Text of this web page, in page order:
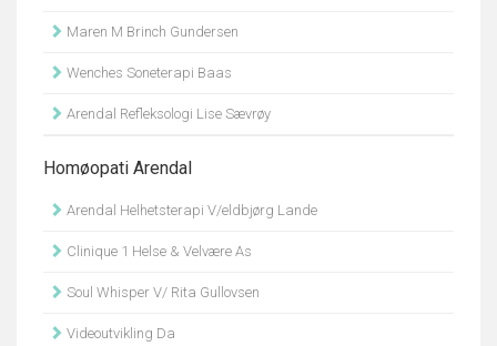
Maren M Brinch Gundersen
Wenches Soneterapi Baas
Arendal Refleksologi Lise Sævrøy
Homøopati Arendal
Arendal Helhetsterapi V/eldbjørg Lande
Clinique 1 Helse & Velvære As
Soul Whisper V/ Rita Gullovsen
Videoutvikling Da